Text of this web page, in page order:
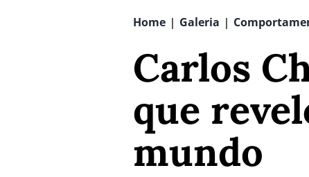
Home | Galeria |
Carlos
que
mundo